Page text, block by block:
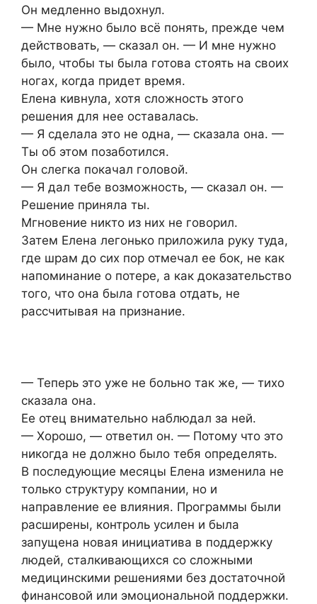
Он медленно выдохнул.
— Мне нужно было всё понять, прежде чем
действовать, — сказал он. — И мне нужно
было, чтобы ты была готова стоять на своих
ногах, когда придет время.
Елена кивнула, хотя сложность этого
решения для нее оставалась.
— Я сделала это не одна, — сказала она. —
Ты об этом позаботился.
Он слегка покачал головой.
— Я дал тебе возможность, — сказал он. —
Решение приняла ты.
Мгновение никто из них не говорил.
Затем Елена легонько приложила руку туда,
где шрам до сих пор отмечал ее бок, не как
напоминание о потере, а как доказательство
того, что она была готова отдать, не
рассчитывая на признание.
— Теперь это уже не больно так же, — тихо
сказала она.
Ее отец внимательно наблюдал за ней.
— Хорошо, — ответил он. — Потому что это
никогда не должно было тебя определять.
В последующие месяцы Елена изменила не
только структуру компании, но и
направление ее влияния. Программы были
расширены, контроль усилен и была
запущена новая инициатива в поддержку
людей, сталкивающихся со сложными
медицинскими решениями без достаточной
финансовой или эмоциональной поддержки.